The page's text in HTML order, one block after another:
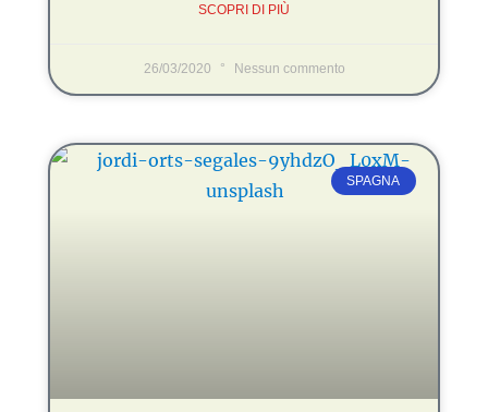
SCOPRI DI PIÙ
26/03/2020 Nessun commento
SPAGNA